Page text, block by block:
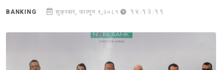
BANKING शुक्रबार, फाल्गुन ९,२०८१ 15:13:11